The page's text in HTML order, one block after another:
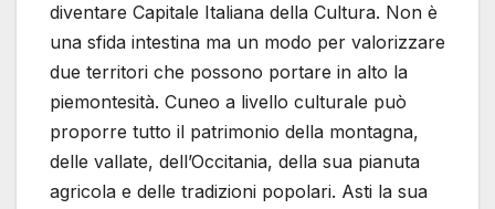
diventare Capitale Italiana della Cultura. Non è
una sfida intestina ma un modo per valorizzare
due territori che possono portare in alto la
piemontesità. Cuneo a livello culturale può
proporre tutto il patrimonio della montagna,
delle vallate, dell’Occitania, della sua pianuta
agricola e delle tradizioni popolari. Asti la sua